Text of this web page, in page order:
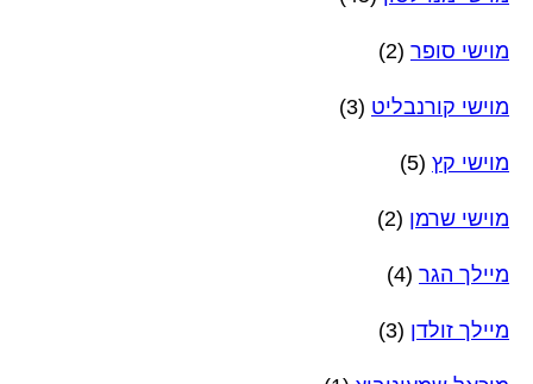
מוישי סופר (2)
מוישי קורנבליט (3)
מוישי קץ (5)
מוישי שרמן (2)
מיילך הגר (4)
מיילך זולדן (3)